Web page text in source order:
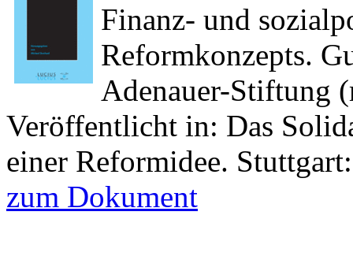
Finanz- und
Reformkonzepts.
Adenauer-Stiftung
Veröffentlicht in: Das
einer Reformidee.
zum Dokument